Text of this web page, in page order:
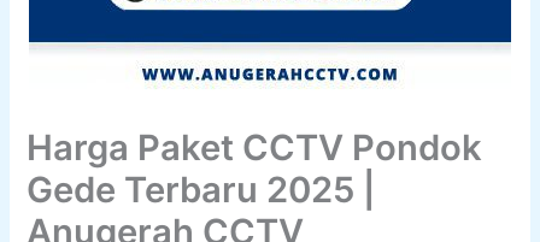
Harga Paket CCTV Pondok
Gede Terbaru 2025 |
Anugerah CCTV